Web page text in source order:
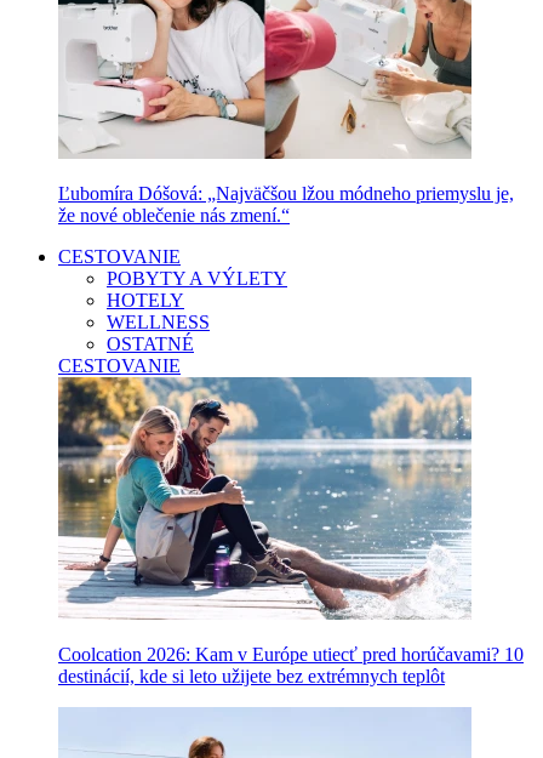
Ľubomíra Dóšová: „Najväčšou lžou módneho priemyslu je,
že nové oblečenie nás zmení.“
CESTOVANIE
POBYTY A VÝLETY
HOTELY
WELLNESS
OSTATNÉ
CESTOVANIE
Coolcation 2026: Kam v Európe utiecť pred horúčavami? 10
destinácií, kde si leto užijete bez extrémnych teplôt